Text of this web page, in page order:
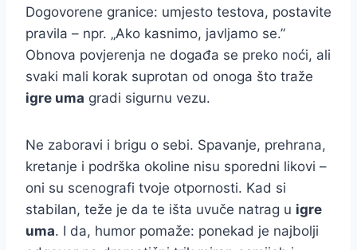
Dogovorene granice: umjesto testova, postavite
pravila – npr. „Ako kasnimo, javljamo se.”
Obnova povjerenja ne događa se preko noći, ali
svaki mali korak suprotan od onoga što traže
igre uma gradi sigurnu vezu.
Ne zaboravi i brigu o sebi. Spavanje, prehrana,
kretanje i podrška okoline nisu sporedni likovi –
oni su scenografi tvoje otpornosti. Kad si
stabilan, teže je da te išta uvuče natrag u igre
uma. I da, humor pomaže: ponekad je najbolji